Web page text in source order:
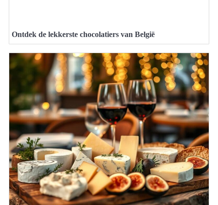
Ontdek de lekkerste chocolatiers van België